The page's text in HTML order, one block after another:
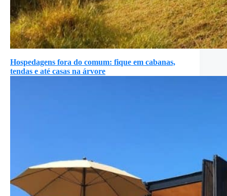
Hospedagens fora do comum: fique em cabanas,
tendas e até casas na árvore